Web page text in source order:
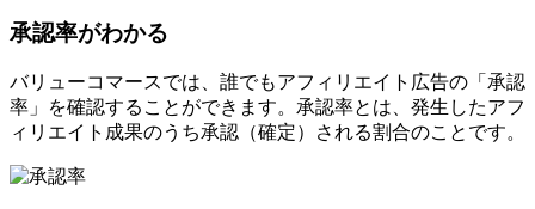
承認率がわかる
バリューコマースでは、誰でもアフィリエイト広告の「承認
率」を確認することができます。承認率とは、発生したアフ
ィリエイト成果のうち承認（確定）される割合のことです。